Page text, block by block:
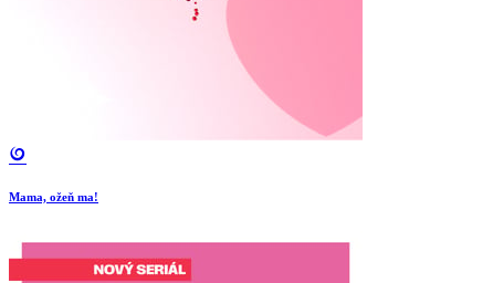
Mama, ožeň ma!